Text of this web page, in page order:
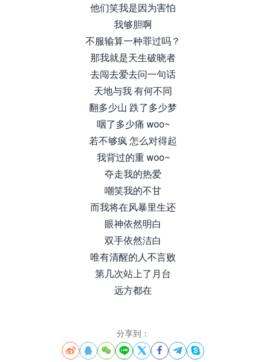
他们笑我是因为害怕
我够胆啊
不服输算一种罪过吗？
那我就是天生破晓者
去闯去爱去问一句话
天地与我 有何不同
翻多少山 跌了多少梦
咽了多少痛 woo~
若不够疯 怎么对得起
我背过的重 woo~
夺走我的热爱
嘲笑我的不甘
而我将在风暴里生还
眼神依然明白
双手依然洁白
唯有清醒的人不言败
第几次站上了月台
远方都在
分享到：
       